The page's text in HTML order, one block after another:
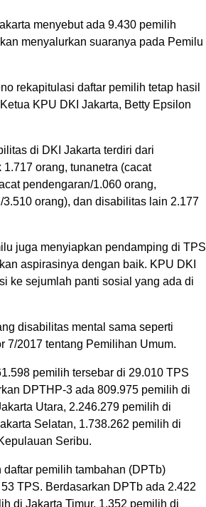
menyebut ada 9.430 pemilih
menyalurkan suaranya pada Pemilu
rekapitulasi daftar pemilih tetap hasil
KPU DKI Jakarta, Betty Epsilon
di DKI Jakarta terdiri dari
orang, tunanetra (cacat
pendengaran/1.060 orang,
orang), dan disabilitas lain 2.177
juga menyiapkan pendamping di TPS
aspirasinya dengan baik. KPU DKI
ke sejumlah panti sosial yang ada di
disabilitas mental sama seperti
7/2017 tentang Pemilihan Umum.
pemilih tersebar di 29.010 TPS
DPTHP-3 ada 809.975 pemilih di
Utara, 2.246.279 pemilih di
Selatan, 1.738.262 pemilih di
Seribu.
pemilih tambahan (DPTb)
TPS. Berdasarkan DPTb ada 2.422
di Jakarta Timur, 1.352 pemilih di